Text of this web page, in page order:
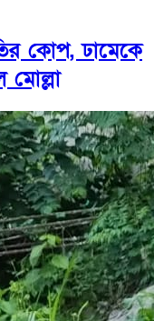
কোপ, ঢামেকে
মোল্লা